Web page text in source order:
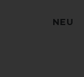
NEU